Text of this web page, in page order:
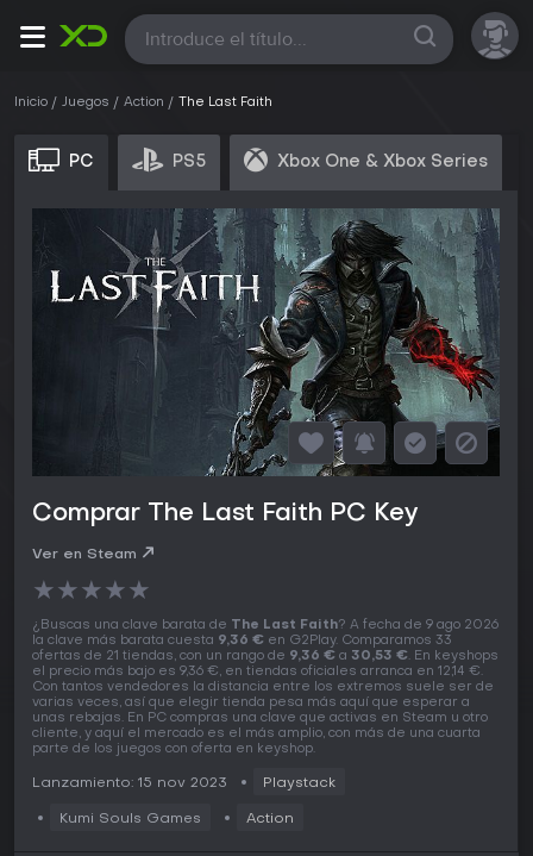
Todas
Inicio Juegos Action The Last Faith
PC PS5 Xbox One & Xbox Series
Comprar The Last Faith PC Key
Ver en Steam
★★★★★
¿Buscas una clave barata de The Last Faith? A fecha de 9 ago 2026
la clave más barata cuesta 9,36 € en G2Play. Comparamos 33
ofertas de 21 tiendas, con un rango de 9,36 € a 30,53 €. En keyshops
el precio más bajo es 9,36 €, en tiendas oficiales arranca en 12,14 €.
Con tantos vendedores la distancia entre los extremos suele ser de
varias veces, así que elegir tienda pesa más aquí que esperar a
unas rebajas. En PC compras una clave que activas en Steam u otro
cliente, y aquí el mercado es el más amplio, con más de una cuarta
parte de los juegos con oferta en keyshop.
Lanzamiento: 15 nov 2023 Playstack
Kumi Souls Games Action